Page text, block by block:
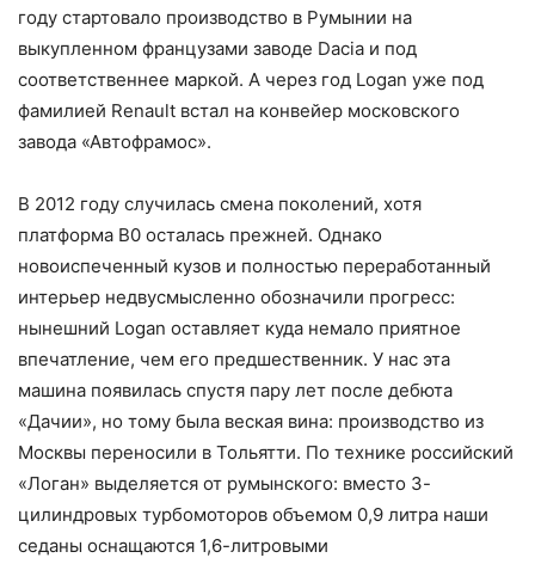
году стартовало производство в Румынии на
выкупленном французами заводе Dacia и под
соответственнее маркой. А через год Logan уже под
фамилией Renault встал на конвейер московского
завода «Автофрамос».
В 2012 году случилась смена поколений, хотя
платформа В0 осталась прежней. Однако
новоиспеченный кузов и полностью переработанный
интерьер недвусмысленно обозначили прогресс:
нынешний Logan оставляет куда немало приятное
впечатление, чем его предшественник. У нас эта
машина появилась спустя пару лет после дебюта
«Дачии», но тому была веская вина: производство из
Москвы переносили в Тольятти. По технике российский
«Логан» выделяется от румынского: вместо 3-
цилиндровых турбомоторов объемом 0,9 литра наши
седаны оснащаются 1,6-литровыми